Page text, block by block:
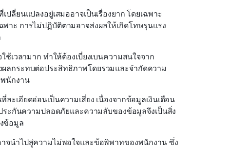
ลี่ยนแปลงอยู่เสมออาจเป็นเรื่องยาก โดยเฉพาะ
าะ การไม่ปฏิบัติตามอาจส่งผลให้เกิดโทษรุนแรง
ช้เวลามาก ทำให้ต้องเบี่ยงเบนความสนใจจาก
ลกระทบต่อประสิทธิภาพโดยรวมและจำกัดความ
นักงาน
ะเอียดอ่อนเป็นความเสี่ยง เนื่องจากข้อมูลเงินเดือน
ระกันความปลอดภัยและความลับของข้อมูลจึงเป็นสิ่ง
ข้อมูล
าจนำไปสู่ความไม่พอใจและข้อพิพาทของพนักงาน ซึ่ง